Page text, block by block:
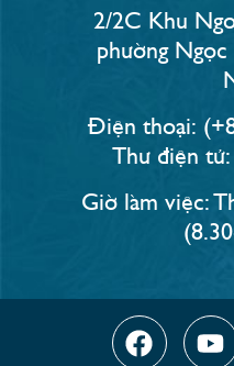
2/2C Khu
phường
Điện thoại:
Thư điện
Giờ làm việc: